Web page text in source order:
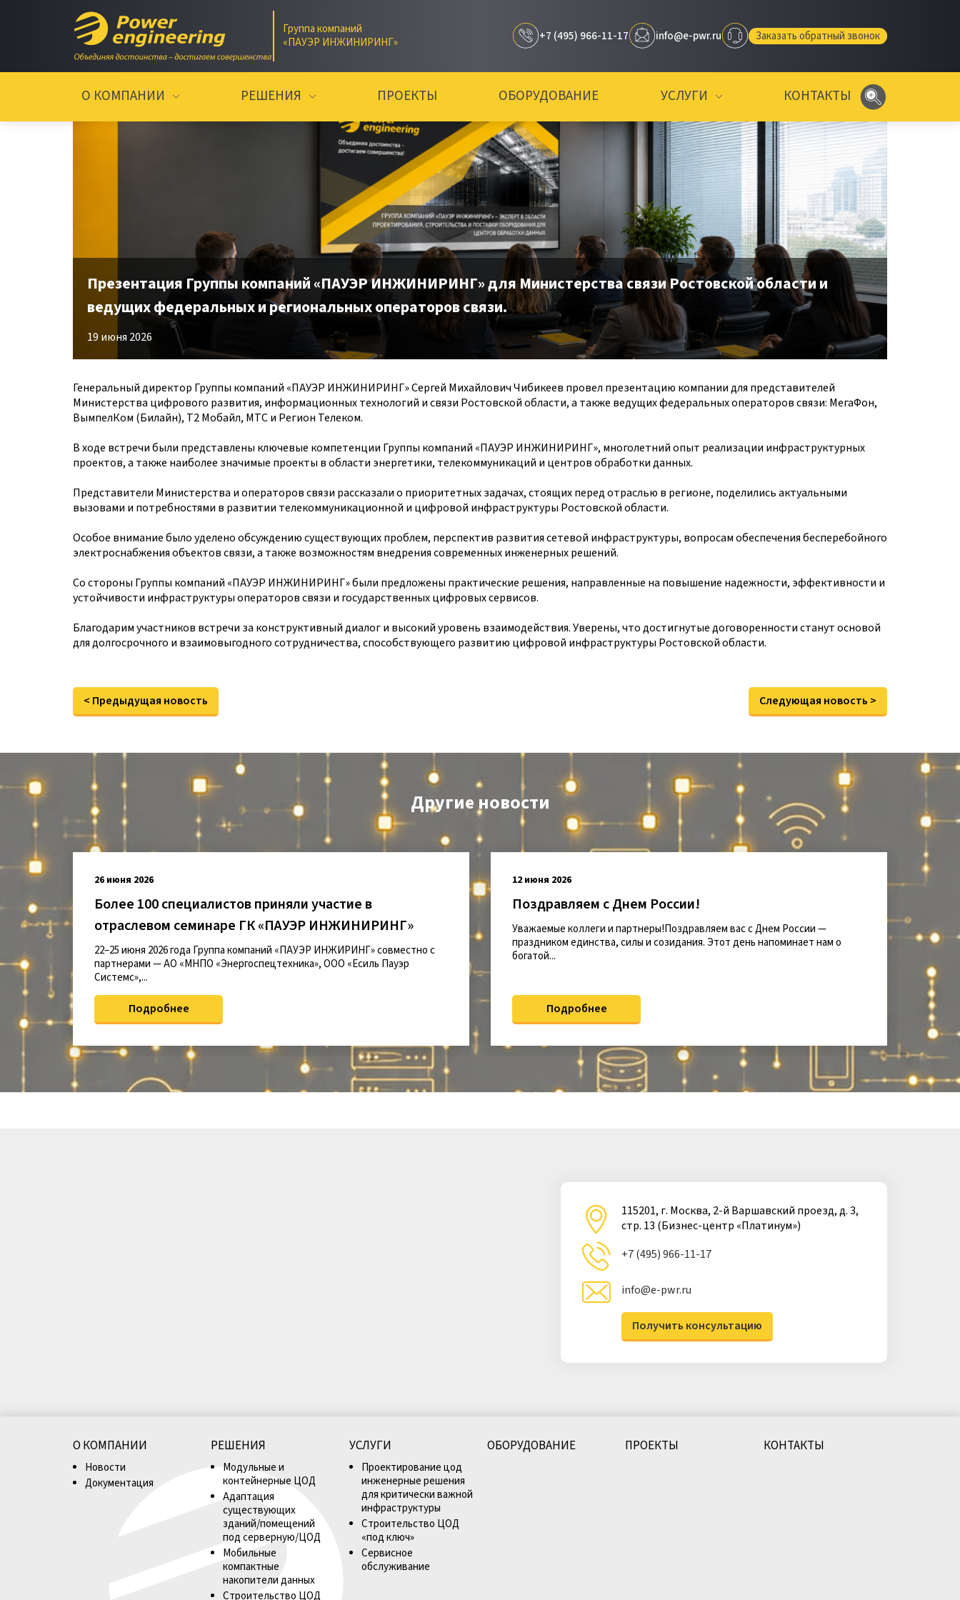
Группа компаний
«ПАУЭР ИНЖИНИРИНГ»
+7 (495) 966-11-17 info@e-pwr.ru Заказать обратный звонок
О КОМПАНИИ РЕШЕНИЯ ПРОЕКТЫ ОБОРУДОВАНИЕ УСЛУГИ КОНТАКТЫ
Презентация Группы компаний «ПАУЭР ИНЖИНИРИНГ» для Министерства связи Ростовской области и
ведущих федеральных и региональных операторов связи.
19 июня 2026
Генеральный директор Группы компаний «ПАУЭР ИНЖИНИРИНГ» Сергей Михайлович Чибикеев провел презентацию компании для представителей
Министерства цифрового развития, информационных технологий и связи Ростовской области, а также ведущих федеральных операторов связи: МегаФон,
ВымпелКом (Билайн), Т2 Мобайл, МТС и Регион Телеком.
В ходе встречи были представлены ключевые компетенции Группы компаний «ПАУЭР ИНЖИНИРИНГ», многолетний опыт реализации инфраструктурных
проектов, а также наиболее значимые проекты в области энергетики, телекоммуникаций и центров обработки данных.
Представители Министерства и операторов связи рассказали о приоритетных задачах, стоящих перед отраслью в регионе, поделились актуальными
вызовами и потребностями в развитии телекоммуникационной и цифровой инфраструктуры Ростовской области.
Особое внимание было уделено обсуждению существующих проблем, перспектив развития сетевой инфраструктуры, вопросам обеспечения бесперебойного
электроснабжения объектов связи, а также возможностям внедрения современных инженерных решений.
Со стороны Группы компаний «ПАУЭР ИНЖИНИРИНГ» были предложены практические решения, направленные на повышение надежности, эффективности и
устойчивости инфраструктуры операторов связи и государственных цифровых сервисов.
Благодарим участников встречи за конструктивный диалог и высокий уровень взаимодействия. Уверены, что достигнутые договоренности станут основой
для долгосрочного и взаимовыгодного сотрудничества, способствующего развитию цифровой инфраструктуры Ростовской области.
< Предыдущая новость Следующая новость >
Другие новости
26 июня 2026
Более 100 специалистов приняли участие в
отраслевом семинаре ГК «ПАУЭР ИНЖИНИРИНГ»
22–25 июня 2026 года Группа компаний «ПАУЭР ИНЖИРИНГ» совместно с
партнерами — АО «МНПО «Энергоспецтехника», ООО «Есиль Пауэр
Системс»,...
Подробнее
12 июня 2026
Поздравляем с Днем России!
Уважаемые коллеги и партнеры!Поздравляем вас с Днем России —
праздником единства, силы и созидания. Этот день напоминает нам о
богатой...
Подробнее
115201, г. Москва, 2-й Варшавский проезд, д. 3,
стр. 13 (Бизнес-центр «Платинум»)
+7 (495) 966-11-17
info@e-pwr.ru
Получить консультацию
О КОМПАНИИ
Новости
Документация
РЕШЕНИЯ
Модульные и
контейнерные ЦОД
Адаптация
существующих
зданий/помещений
под серверную/ЦОД
Мобильные
компактные
накопители данных
Строительство ЦОД
УСЛУГИ
Проектирование цод
инженерные решения
для критически важной
инфраструктуры
Строительство ЦОД
«под ключ»
Сервисное
обслуживание
ОБОРУДОВАНИЕ ПРОЕКТЫ КОНТАКТЫ